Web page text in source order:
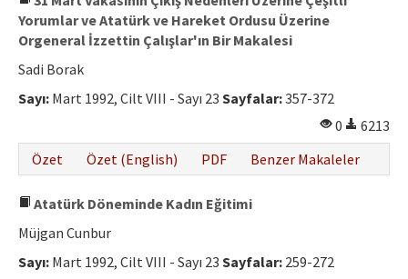
Yorumlar ve Atatürk ve Hareket Ordusu Üzerine
Orgeneral İzzettin Çalışlar'ın Bir Makalesi
Sadi Borak
Sayı: Mart 1992, Cilt VIII - Sayı 23 Sayfalar:357-372
0
6213
Özet
Özet (English) PDF Benzer Makaleler
Atatürk Döneminde Kadın Eğitimi
Müjgan Cunbur
Sayı: Mart 1992, Cilt VIII - Sayı 23 Sayfalar: 259-272